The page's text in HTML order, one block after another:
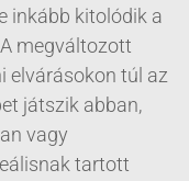
inkább kitolódik a
megváltozott
elvárásokon túl az
játszik abban,
vagy
tartott